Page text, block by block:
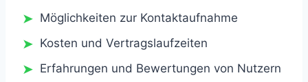
Möglichkeiten zur Kontaktaufnahme
Kosten und Vertragslaufzeiten
Erfahrungen und Bewertungen von Nutzern